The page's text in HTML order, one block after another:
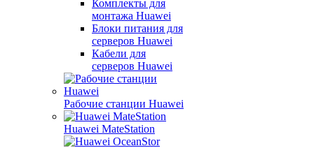
Комплекты для
монтажа Huawei
Блоки питания для
серверов Huawei
Кабели для
серверов Huawei
Рабочие станции Huawei
Huawei MateStation